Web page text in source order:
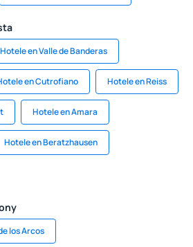
Hotele en Valle de Banderas
en Cutrofiano Hotele en Reiss
Hotele en Amara
Hotele en Beratzhausen
los Arcos​